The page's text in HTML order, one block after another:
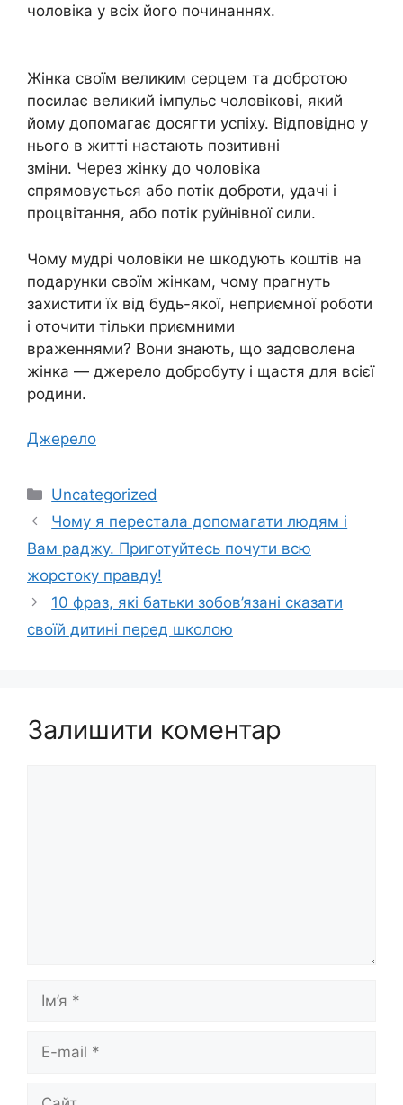
чоловіка у всіх його починаннях.
Жінка своїм великим серцем та добротою
посилає великий імпульс чоловікові, який
йому допомагає досягти успіху. Відповідно у
нього в житті настають позитивні
зміни. Через жінку до чоловіка
спрямовується або потік доброти, удачі і
процвітання, або потік руйнівної сили.
Чому мудрі чоловіки не шкодують коштів на
подарунки своїм жінкам, чому прагнуть
захистити їх від будь-якої, неприємної роботи
і оточити тільки приємними
враженнями? Вони знають, що задоволена
жінка — джерело добробуту і щастя для всієї
родини.
Джерело
Категорії
Uncategorized
Чому я перестала допомагати людям і
Вам раджу. Приготуйтесь почути всю
жорстоку правду!
10 фраз, які батьки зобов’язані сказати
своїй дитині перед школою
Залишити коментар
Ім’я
Сайт